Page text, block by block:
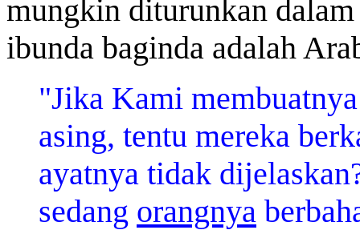
mungkin diturunkan dalam
ibunda baginda adalah
"Jika Kami
asing, tentu mereka
ayatnya tidak
sedang orangnya